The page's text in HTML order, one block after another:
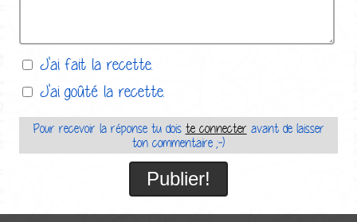
J'ai fait la recette.
J'ai goûté la recette.
Pour recevoir la réponse tu dois te connecter avant de laisser
ton commentaire ;-)